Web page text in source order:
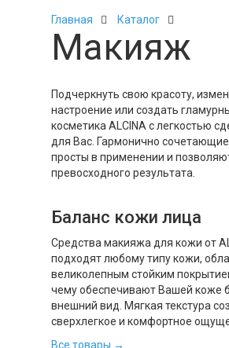
Главная Каталог
Макияж
Подчеркнуть свою красоту,
настроение или создать
косметика ALCINA с легкостью
для Вас. Гармонично
просты в применении и
превосходного результата.
Баланс кожи лица
Средства макияжа для кожи от
подходят любому типу кожи,
великолепным стойким
чему обеспечивают Вашей коже
внешний вид. Мягкая текстура
сверхлегкое и комфортное
Все товары →